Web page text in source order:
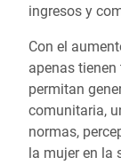
ingresos y
Con el
apenas
permitan
comunitaria,
normas,
la mujer en la